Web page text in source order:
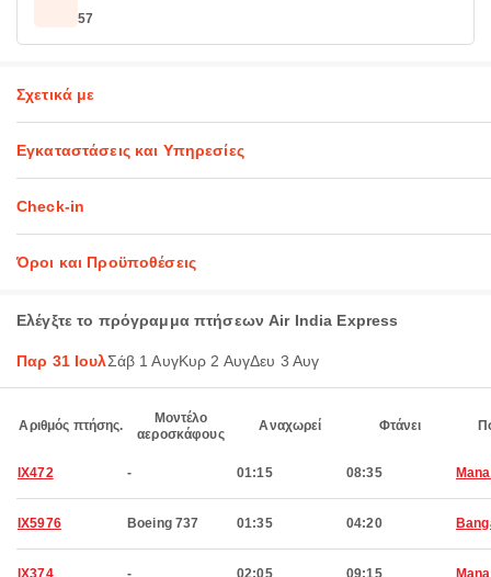
57
Σχετικά με
Εγκαταστάσεις και Υπηρεσίες
Check-in
Όροι και Προϋποθέσεις
Ελέγξτε το πρόγραμμα πτήσεων Air India Express
Παρ 31 ΙουλΣάβ 1 ΑυγΚυρ 2 ΑυγΔευ 3 Αυγ
Αριθμός πτήσης.
Μοντέλο
αεροσκάφους
Αναχωρεί Φτάνει
IX472 - 01:15 08:35
IX5976 Boeing 737 01:35 04:20
IX374 - 02:05 09:15